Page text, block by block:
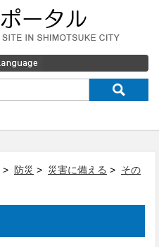
> 防災 > 災害に備える > その